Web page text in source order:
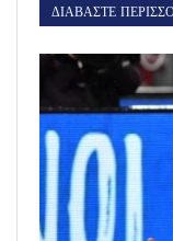
ΔΙΑΒΑΣΤΕ